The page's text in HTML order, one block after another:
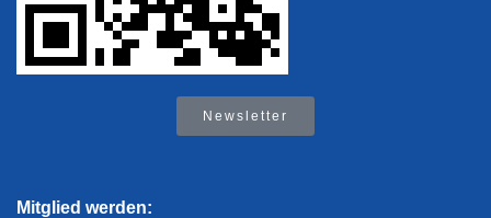
Newsletter
Mitglied werden: